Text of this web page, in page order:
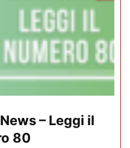
– Leggi il
80